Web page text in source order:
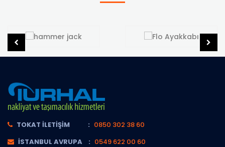
TOKAT İLETIŞIM : 0850 302 38 60
İSTANBUL AVRUPA : 0549 622 00 60